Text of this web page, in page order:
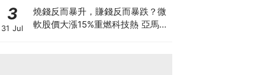
3
31 Jul
燒錢反而暴升，賺錢反而暴跌？微
軟股價大漲15%重燃科技熱 亞馬遜